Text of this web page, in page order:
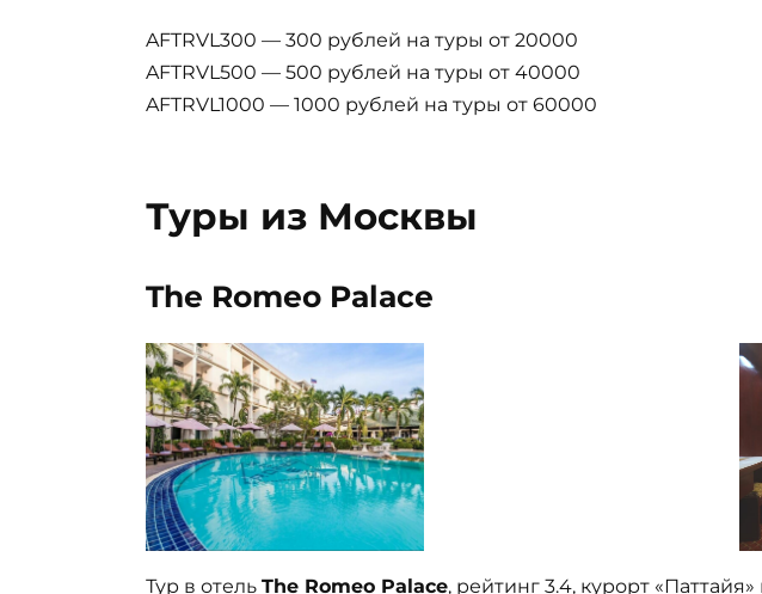
AFTRVL300 — 300 рублей на туры от 20000
AFTRVL500 — 500 рублей на туры от 40000
AFTRVL1000 — 1000 рублей на туры от 60000
Туры из Москвы
The Romeo Palace
Тур в отель The Romeo Palace, рейтинг 3.4, курорт